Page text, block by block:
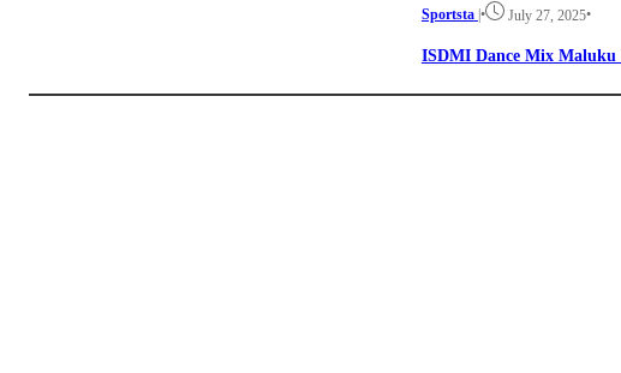
Sportsta • July 27, 2025•
ISDMI Dance Mix